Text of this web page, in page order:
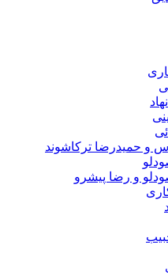
ترکاشوند
پیشرو